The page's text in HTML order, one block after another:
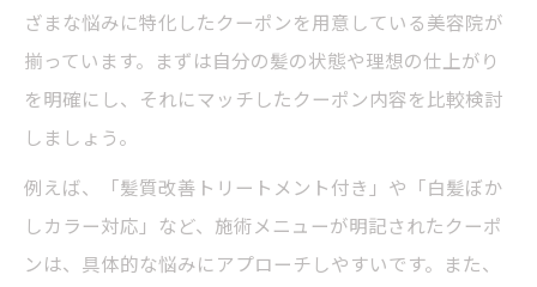
ざまな悩みに特化したクーポンを用意している美容院が
揃っています。まずは自分の髪の状態や理想の仕上がり
を明確にし、それにマッチしたクーポン内容を比較検討
しましょう。
例えば、「髪質改善トリートメント付き」や「白髪ぼか
しカラー対応」など、施術メニューが明記されたクーポ
ンは、具体的な悩みにアプローチしやすいです。また、